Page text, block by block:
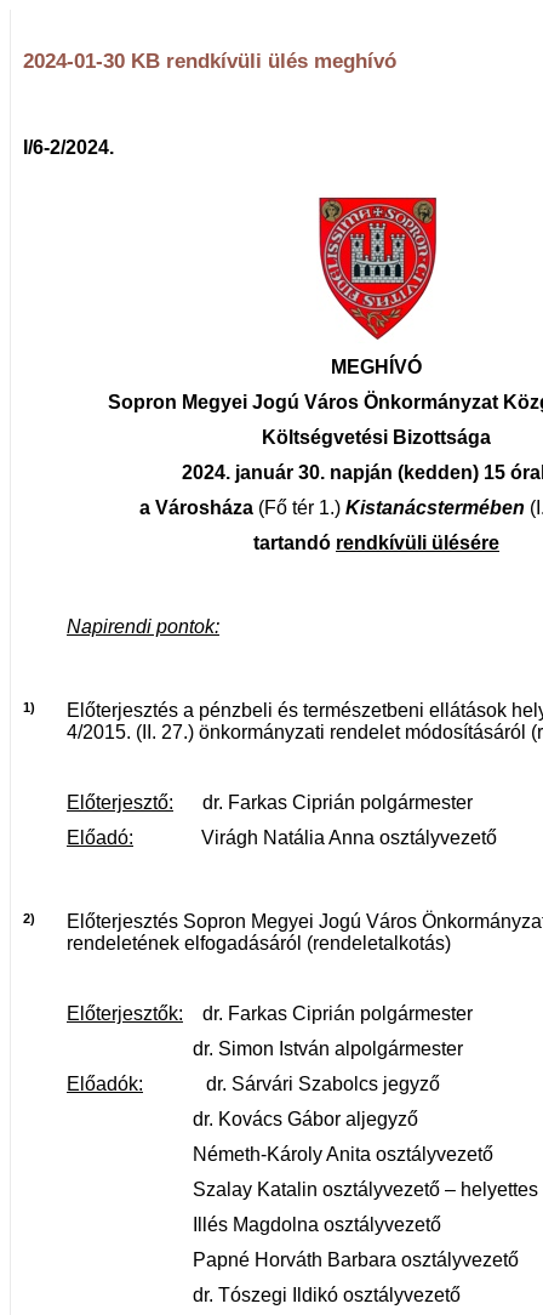
2024-01-30 KB rendkívüli ülés meghívó
I/6-2/2024.
MEGHÍVÓ
Sopron Megyei Jogú Város Önkormányzat
Költségvetési Bizottsága
2024. január 30. napján (kedden) 15
a Városháza (Fő tér 1.) Kistanácstermében
tartandó rendkívüli ülésére
Napirendi pontok:
1)
Előterjesztés a pénzbeli és természetbeni ellátások
4/2015. (II. 27.) önkormányzati rendelet módosításáról
Előterjesztő: dr. Farkas Ciprián polgármester
Előadó: Virágh Natália Anna osztályvezető
2)
Előterjesztés Sopron Megyei Jogú Város
rendeletének elfogadásáról (rendeletalkotás)
Előterjesztők: dr. Farkas Ciprián polgármester
dr. Simon István alpolgármester
Előadók: dr. Sárvári Szabolcs jegyző
dr. Kovács Gábor aljegyző
Németh-Károly Anita osztályvezető
Szalay Katalin osztályvezető – helyettes
Illés Magdolna osztályvezető
Papné Horváth Barbara osztályvezető
dr. Tószegi Ildikó osztályvezető